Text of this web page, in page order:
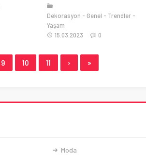
Dekorasyon Genel
Trendler
Yaşam
15.03.2023
0
9 10 11 › »
Moda